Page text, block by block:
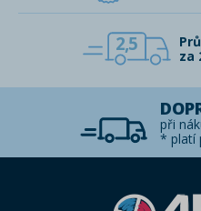
2,5
za
při
* platí